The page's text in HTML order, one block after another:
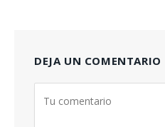
DEJA UN COMENTARIO